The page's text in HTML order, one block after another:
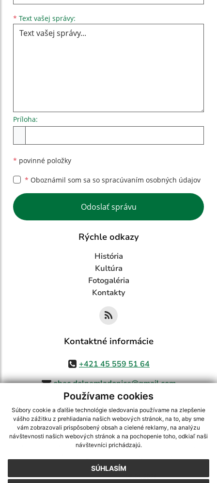
Používame cookies
Súbory cookie a ďalšie technológie sledovania používame na zlepšenie
vášho zážitku z prehliadania našich webových stránok, na to, aby sme
vám zobrazovali prispôsobený obsah a cielené reklamy, na analýzu
návštevnosti našich webových stránok a na pochopenie toho, odkiaľ naši
návštevníci prichádzajú.
SÚHLASÍM
* Text vašej správy:
Príloha:
* povinné položky
* Oboznámil som sa so spracúvaním osobných údajov
Google reCaptcha Response
Odoslať správu
Rýchle odkazy
História
Kultúra
Fotogaléria
Kontakty
Kontaktné informácie
+421 45 559 51 64
obec.dolnemladonice@gmail.com
využite možnosť získavania aktuálnych informácií s využitím RSS
CMS systém (redakčný) systém ECHELON 2,Mapa stránok,web portál
webex.digital, s.r.o.,domény,registrácia domény
Posledná aktualizácia:05.08.2026